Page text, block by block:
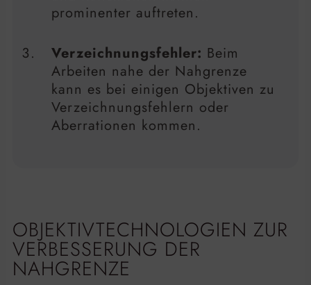
prominenter auftreten.
Verzeichnungsfehler: Beim
Arbeiten nahe der Nahgrenze
kann es bei einigen Objektiven zu
Verzeichnungsfehlern oder
Aberrationen kommen.
OBJEKTIVTECHNOLOGIEN ZUR
VERBESSERUNG DER
NAHGRENZE